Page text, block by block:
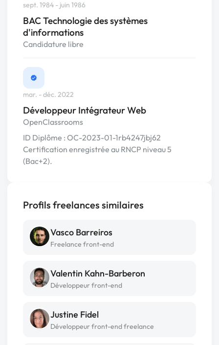
sept. 1984 - juin 1986
BAC Technologie des systèmes
d'informations
Candidature libre
mar. - déc. 2022
Développeur Intégrateur Web
OpenClassrooms
ID Diplôme : OC-2023-01-1rb4247jbj62
Certification enregistrée au RNCP niveau 5
(Bac+2).
Profils freelances similaires
Vasco Barreiros
Freelance front-end
Valentin Kahn-Barberon
Développeur front-end
Justine Fidel
Développeur front-end freelance